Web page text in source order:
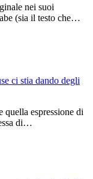
nei suoi
(sia il testo che…
ci stia dando degli
quella espressione di
di…